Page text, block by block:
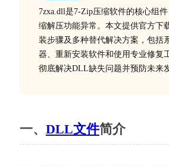
7zxa.dll是7-Zip压缩软件的核心组
缩解压功能异常。本文提供官方下
装步骤及多种替代解决方案，包括
器、重新安装软件和使用专业修复
彻底解决DLL缺失问题并预防未来
一、 DLL文件简介